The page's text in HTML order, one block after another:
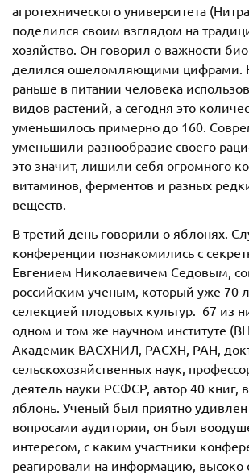
агротехнического университета
поделился своим взглядом на
хозяйство. Он говорил о важности
делился ошеломляющими цифрами.
раньше в питании человека
видов растений, а сегодня это
уменьшилось примерно до 160.
уменьшили разнообразие своего
это значит, лишили себя огромного
витаминов, ферментов и разных
веществ.
В третий день говорили о яблонях.
конференции познакомились с
Евгением Николаевичем Седовым,
российским ученым, который уже 70
селекцией плодовых культур. 67 из
одном и том же научном институте
Академик ВАСХНИЛ, РАСХН, РАН,
сельскохозяйственных наук,
деятель науки РСФСР, автор 40 книг,
яблонь. Ученый был приятно
вопросами аудитории, он был
интересом, с каким участники
реагировали на информацию, высоко